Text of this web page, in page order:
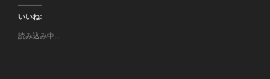
いいね:
読み込み中...